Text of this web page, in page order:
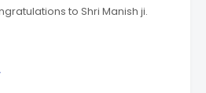
to Shri Manish ji.